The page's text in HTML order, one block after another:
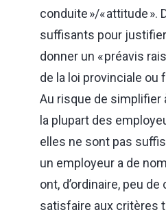
conduite »/« attitude
suffisants pour justifier
donner un « préavis
de la loi provinciale ou
Au risque de simplifier
la plupart des
elles ne sont pas
un employeur a de
ont, d’ordinaire, peu
satisfaire aux critères